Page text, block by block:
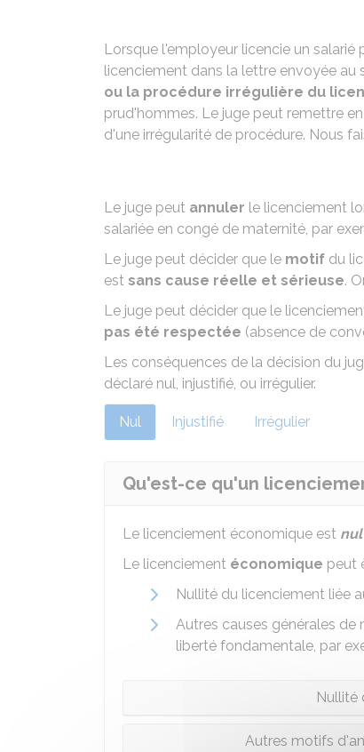
Lorsque l'employeur licencie un
licenciement dans la lettre envoyée au
ou la procédure irrégulière du
prud'hommes. Le juge peut remettre
d'une irrégularité de procédure. Nous
Le juge peut annuler le licenciement
salariée en congé de maternité, par
Le juge peut décider que le motif du
est sans cause réelle et sérieuse.
Le juge peut décider que le
pas été respectée (absence de
Les conséquences de la décision du
déclaré nul, injustifié, ou irrégulier.
Nul Injustifié Irrégulier
Qu'est-ce qu'un
Le licenciement économique est nul
Le licenciement économique peut
Nullité du licenciement liée
Autres causes générales
liberté fondamentale, par
Nullité
Autres motifs